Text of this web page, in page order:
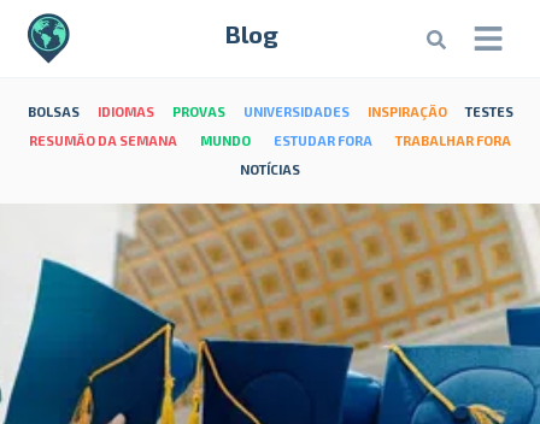
Blog
BOLSAS IDIOMAS PROVAS UNIVERSIDADES INSPIRAÇÃO
TESTES
RESUMÃO DA SEMANA
MUNDO ESTUDAR FORA
TRABALHAR FORA
NOTÍCIAS